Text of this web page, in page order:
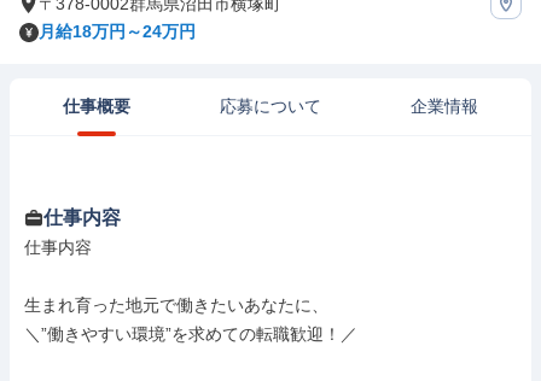
月給18万円～24万円
仕事概要 応募について 企業情報
仕事内容
仕事内容
生まれ育った地元で働きたいあなたに、
＼”働きやすい環境”を求めての転職歓迎！／